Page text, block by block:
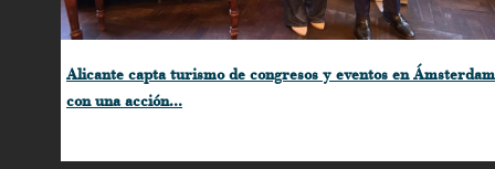
Alicante capta turismo de congresos y eventos en Ámsterdam
con una acción...